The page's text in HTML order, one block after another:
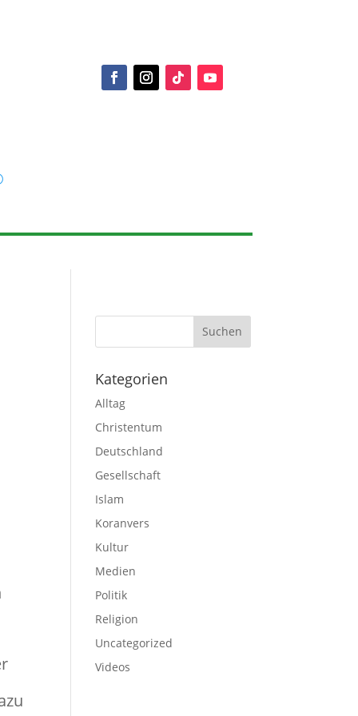
Kategorien
Alltag
Christentum
Deutschland
Gesellschaft
Islam
Koranvers
Kultur
Medien
Politik
Religion
Uncategorized
Videos